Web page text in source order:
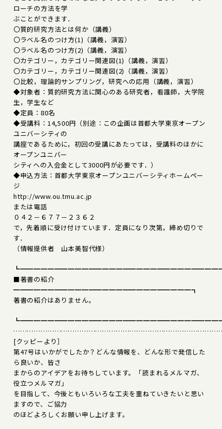
ローチの方法を学
ぶことができます．
〇質的研究方法とは何か（講義）
〇ラベル名のつけ方(1)（講義，演習）
〇ラベル名のつけ方(2)（講義，演習）
〇カテゴリー，カテゴリー関連図(1)（講義，演習）
〇カテゴリー，カテゴリー関連図(2)（講義，演習）
〇比較，理論的サンプリング，研究への応用（講義，演習）
◆対象者：質的研究方法に関心のある研究者，看護師，大学院
生，学生など
◆定員：80名
◆受講料：14,500円（別途：この企画は首都大学東京オープン
ユニバーシティの
講座であるために，初回の受講にあたっては，受講料のほかに
オープンユニバー
シティへの入会金として3000円が必要です．）
◆申込方法：首都大学東京オープンユニバーシティホームペー
ジ
http://www.ou.tmu.ac.jp
または電話
０４２－６７７－２３６２
で，先着順に受け付けています．定員になり次第，締め切りで
す．
（情報提供者 山本美智代様）
■著書の紹介
━━━━━━━━━━━━━━━━━━━━━━━━━━┓
著書の紹介はありません。
[クッピーより］
第47号はいかがでしたか？どんな情報を、どんな形で発信した
ら良いか、皆さ
まからのアイデアをお待ちしています。「読まれるメルマガ、
役立つメルマガ」
を目指して、今後ともいろいろな工夫を重ねていきたいと思い
ますので、ご協力
のほどよろしくお願い申し上げます。